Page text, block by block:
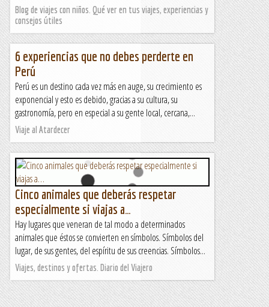
Blog de viajes con niños. Qué ver en tus viajes, experiencias y
consejos útiles
6 experiencias que no debes perderte en
Perú
Perú es un destino cada vez más en auge, su crecimiento es
exponencial y esto es debido, gracias a su cultura, su
gastronomía, pero en especial a su gente local, cercana,...
Viaje al Atardecer
Cinco animales que deberás respetar
especialmente si viajas a…
Hay lugares que veneran de tal modo a determinados
animales que éstos se convierten en símbolos. Símbolos del
lugar, de sus gentes, del espíritu de sus creencias. Símbolos...
Viajes, destinos y ofertas. Diario del Viajero